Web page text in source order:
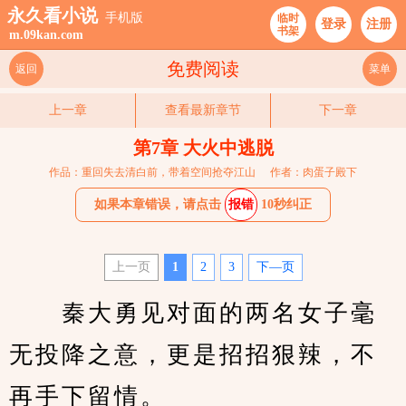
永久看小说 手机版
m.09kan.com
临时
书架
登录 注册
免费阅读
返回 菜单
上一章 查看最新章节 下一章
第7章 大火中逃脱
作品：重回失去清白前，带着空间抢夺江山 作者：肉蛋子殿下
如果本章错误，请点击 报错 10秒纠正
上一页 1 2 3 下—页
秦大勇见对面的两名女子毫
无投降之意，更是招招狠辣，不
再手下留情。